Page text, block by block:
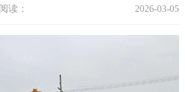
阅读： 2026-03-05